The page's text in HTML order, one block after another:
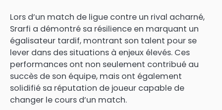
Lors d’un match de ligue contre un rival acharné,
Srarfi a démontré sa résilience en marquant un
égalisateur tardif, montrant son talent pour se
lever dans des situations à enjeux élevés. Ces
performances ont non seulement contribué au
succès de son équipe, mais ont également
solidifié sa réputation de joueur capable de
changer le cours d’un match.